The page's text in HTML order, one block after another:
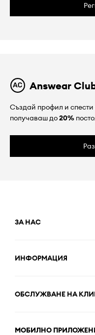
Answear
Създай профил и спести
получаваш до20%
ЗА НАС
ИНФОРМАЦИЯ
ОБСЛУЖВАНЕ НА
МОБИЛНО